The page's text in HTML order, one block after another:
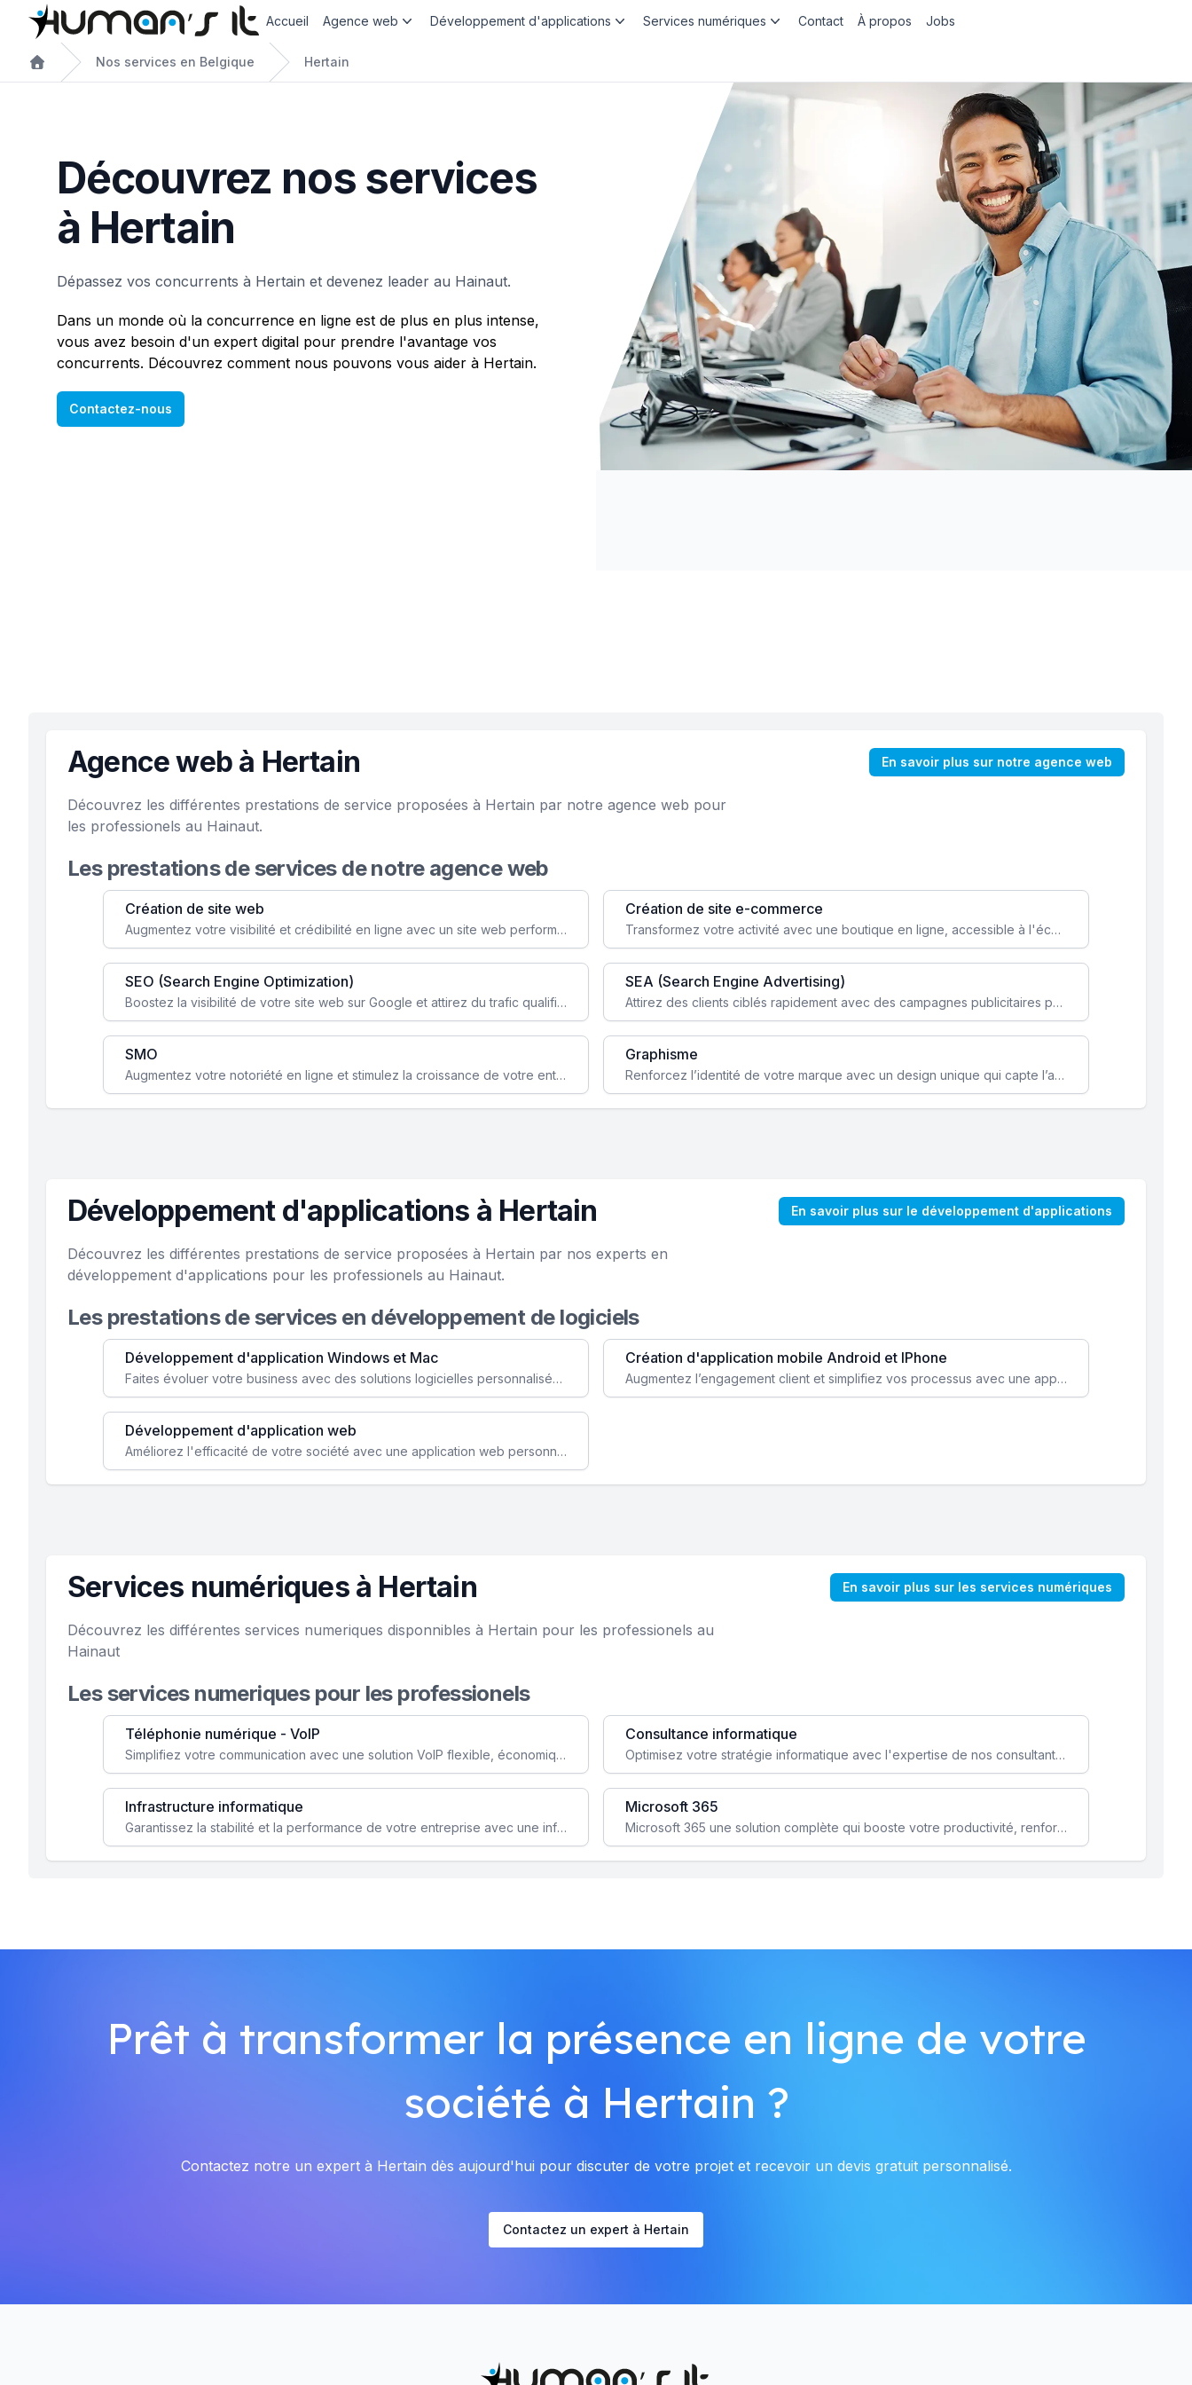
Accueil Agence web Développement d'applications Services numériques Contact À propos Jobs
Nos services en Belgique Hertain
Découvrez nos services
à Hertain
Dépassez vos concurrents à Hertain et devenez leader au Hainaut.
Dans un monde où la concurrence en ligne est de plus en plus intense,
vous avez besoin d'un expert digital pour prendre l'avantage vos
concurrents. Découvrez comment nous pouvons vous aider à Hertain.
Contactez-nous
Agence web à Hertain En savoir plus sur notre agence web
Découvrez les différentes prestations de service proposées à Hertain par notre agence web pour
les professionels au Hainaut.
Les prestations de services de notre agence web
Création de site web
Augmentez votre visibilité et crédibilité en ligne avec un site web performant, conçu pour attirer plus de clients.
Création de site e-commerce
Transformez votre activité avec une boutique en ligne, accessible à l'échelle mondiale 24/7.
SEO (Search Engine Optimization)
Boostez la visibilité de votre site web sur Google et attirez du trafic qualifié grâce à nos stratégies SEO.
SEA (Search Engine Advertising)
Attirez des clients ciblés rapidement avec des campagnes publicitaires payantes optimisées pour vos objectifs.
SMO
Augmentez votre notoriété en ligne et stimulez la croissance de votre entreprise grâce à une stratégie sociale sur mesure.
Graphisme
Renforcez l’identité de votre marque avec un design unique qui capte l’attention et engage vos clients.
Développement d'applications à Hertain En savoir plus sur le développement d'applications
Découvrez les différentes prestations de service proposées à Hertain par nos experts en
développement d'applications pour les professionels au Hainaut.
Les prestations de services en développement de logiciels
Développement d'application Windows et Mac
Faites évoluer votre business avec des solutions logicielles personnalisées, parfaitement adaptées à vos besoins spécifiques.
Création d'application mobile Android et IPhone
Augmentez l’engagement client et simplifiez vos processus avec une application mobile sur mesure, disponible sur iOS et Android.
Développement d'application web
Améliorez l'efficacité de votre société avec une application web personnalisée accessible partout et tout le temps.
Services numériques à Hertain En savoir plus sur les services numériques
Découvrez les différentes services numeriques disponnibles à Hertain pour les professionels au
Hainaut
Les services numeriques pour les professionels
Téléphonie numérique - VoIP
Simplifiez votre communication avec une solution VoIP flexible, économique et adaptée à vos besoins professionnels.
Consultance informatique
Optimisez votre stratégie informatique avec l'expertise de nos consultants pour améliorer votre efficacité et sécurité.
Infrastructure informatique
Garantissez la stabilité et la performance de votre entreprise avec une infrastructure IT sécurisée et évolutive.
Microsoft 365
Microsoft 365 une solution complète qui booste votre productivité, renforce la sécurité de vos données et facilite la collaboration.
Prêt à transformer la présence en ligne de votre
société à Hertain ?
Contactez notre un expert à Hertain dès aujourd'hui pour discuter de votre projet et recevoir un devis gratuit personnalisé.
Contactez un expert à Hertain